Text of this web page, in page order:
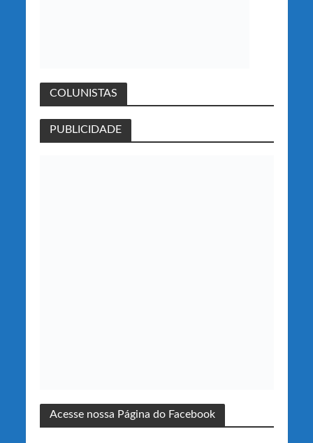
COLUNISTAS
PUBLICIDADE
Acesse nossa Página do Facebook